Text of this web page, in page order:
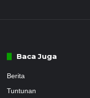
Baca Juga
Berita
Tuntunan